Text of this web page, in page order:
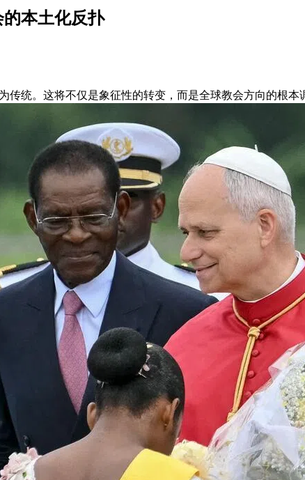
本土化反扑
传统。这将不仅是象征性的转变，而是全球教会方向的根本